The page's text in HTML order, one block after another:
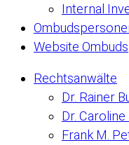
Internal
Website
Rechtsanwälte
Dr. Rainer
Dr.
Frank M.